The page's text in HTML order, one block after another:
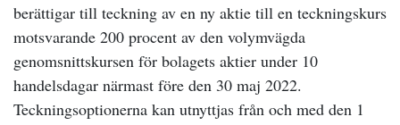
berättigar till teckning av en ny aktie till en teckningskurs
motsvarande 200 procent av den volymvägda
genomsnittskursen för bolagets aktier under 10
handelsdagar närmast före den 30 maj 2022.
Teckningsoptionerna kan utnyttjas från och med den 1